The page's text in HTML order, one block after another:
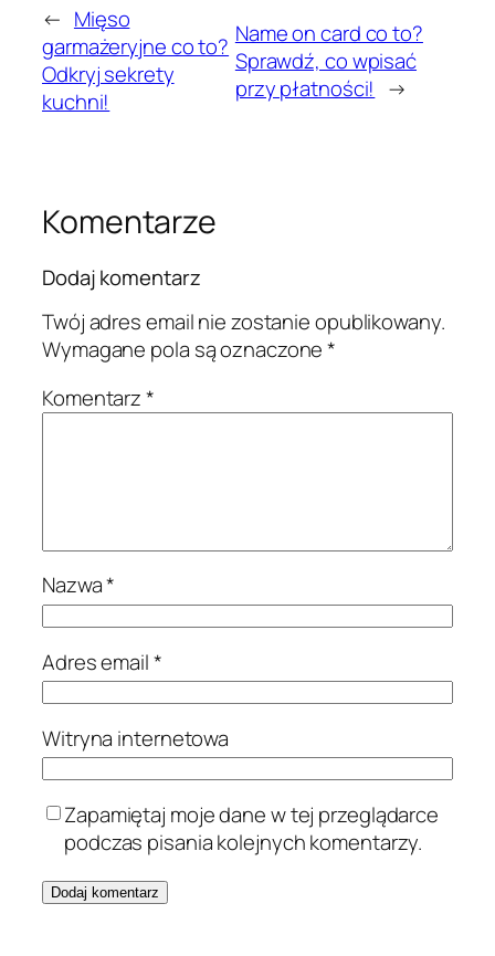
← Mięso
garmażeryjne co to?
Odkryj sekrety
kuchni!
Name on card co to?
Sprawdź, co wpisać
przy płatności! →
Komentarze
Dodaj komentarz
Twój adres email nie zostanie opublikowany.
Wymagane pola są oznaczone*
Komentarz*
Nazwa*
Adres email*
Witryna internetowa
Zapamiętaj moje dane w tej przeglądarce
podczas pisania kolejnych komentarzy.